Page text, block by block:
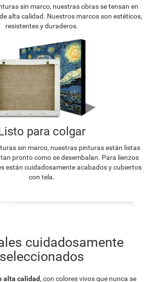
sin marco, nuestras obras se tensan en
alta calidad. Nuestros marcos son estéticos,
resistentes y duraderos.
para colgar
sin marco, nuestras pinturas están listas
pronto como se desembalan. Para lienzos
están cuidadosamente acabados y cubiertos
con tela.
cuidadosamente
seleccionados
alta calidad, con colores vivos que nunca se